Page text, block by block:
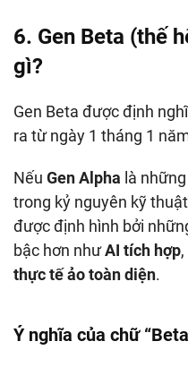
6. Gen Beta (thế
gì?
Gen Beta được định
ra từ ngày 1 tháng 1
Nếu Gen Alpha là
trong kỷ nguyên kỹ
được định hình bởi
bậc hơn nhưAI tích hợp,
thực tế ảo toàn diện.
Ý nghĩa của chữ